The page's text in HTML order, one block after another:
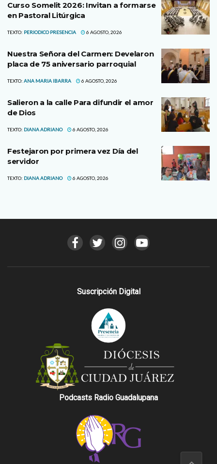
Curso Somelit 2026: Invitan a formarse
en Pastoral Litúrgica
TEXTO: PERIODICO PRESENCIA 6 AGOSTO, 2026
Nuestra Señora del Carmen: Develaron
placa de 75 aniversario parroquial
TEXTO: ANA MARIA IBARRA 6 AGOSTO, 2026
Salieron a la calle Para difundir el amor
de Dios
TEXTO: DIANA ADRIANO 6 AGOSTO, 2026
Festejaron por primera vez Día del
servidor
TEXTO: DIANA ADRIANO 6 AGOSTO, 2026
Suscripción Digital
Podcasts Radio Guadalupana